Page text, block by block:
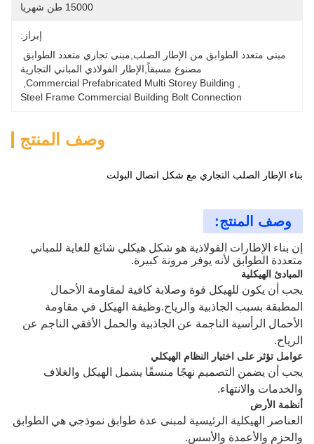
15000 طن شهريا
إبراز:
مصنوع مسبقاً,الإطار الفولاذي المباني التجارية
Commercial Prefabricated Multi Storey Building
Steel Frame Commercial Building Bolt Connection
وصف المنتج
بناء الإطار الصلب التجاري مع شكل اتصال البولت
وصف المنتج:
إن بناء الإطارات الفولاذية هو شكل هيكلي شائع للغاية للمباني
متعددة الطوابق لأنه يوفر مرونة كبيرة.
المبادئ الهيكلية
يجب أن يكون للهيكل قوة وصلابة كافية لمقاومة الأحمال
المطبقة بسبب الجاذبية والرياح.وظيفة الهيكل في مقاومة
الأحمال الرأسية الناجمة عن الجاذبية والحمل الأفقي الناجم عن
الرياح.
عوامل تؤثر على اختيار النظام الهيكلي
يجب أن يضمن التصميم نهجًا منسقًا يشمل الهيكل والغلاف
والخدمات والانتهاء.
أنظمة الأرض
العناصر الهيكلية الرئيسية لمبنى عدة طوابق نموذجي هي الطوابق
والحزم والأعمدة والأسس.